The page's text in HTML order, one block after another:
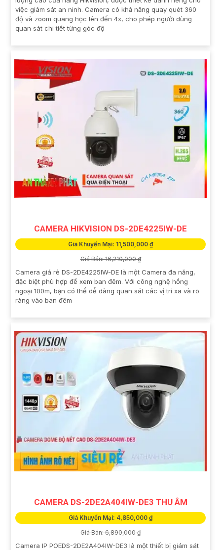
việc giám sát an ninh. Camera có khả năng quay quét 360
độ và zoom quang học lên đến 4x, cho phép người dùng
quan sát chi tiết từng góc độ
CAMERA HIKVISION DS-2DE4225IW-DE
Giá Khuyến Mại: 11,500,000 ₫
Giá Bán: 16,210,000 ₫
Camera giá rẻ DS-2DE4225IW-DE là một Camera đa năng,
đặc biệt phù hợp để xem ban đêm. Với công nghệ hồng
ngoại 100m, bạn có thể dễ dàng quan sát các vị trí xa và rõ
ràng vào ban đêm
CAMERA DS-2DE2A404IW-DE3 THU ÂM
Giá Khuyến Mại: 4,850,000 ₫
Giá Bán: 6,890,000 ₫
Camera IP POEDS-2DE2A404IW-DE3 là một thiết bị giám sát